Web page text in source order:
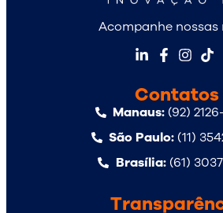
Acompanhe nossas
Contatos
Manaus:(92)
São Paulo:(11)
Brasília:(61)